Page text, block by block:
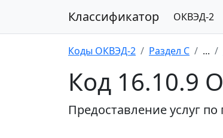
Классификатор ОКВЭД-2
Коды ОКВЭД-2 Раздел C ...
Код 16.10.9
Предоставление услуг